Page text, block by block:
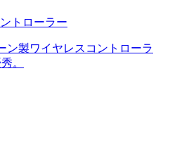
トローラー
ン製ワイヤレスコントローラ
。